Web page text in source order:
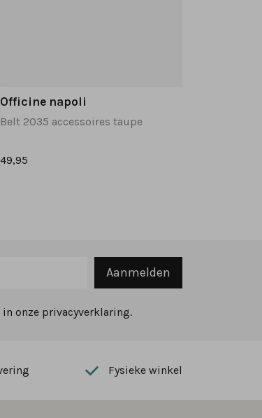
Officine napoli
Belt 2035 accessoires taupe
49,95
Aanmelden
onze privacyverklaring.
Fysieke winkel